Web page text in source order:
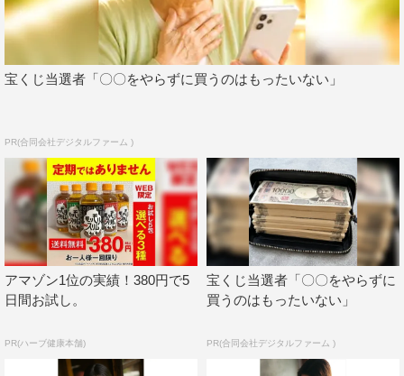
宝くじ当選者「〇〇をやらずに買うのはもったいない」
PR(合同会社デジタルファーム )
アマゾン1位の実績！380円で5
日間お試し。
PR(ハーブ健康本舗)
宝くじ当選者「〇〇をやらずに
買うのはもったいない」
PR(合同会社デジタルファーム )